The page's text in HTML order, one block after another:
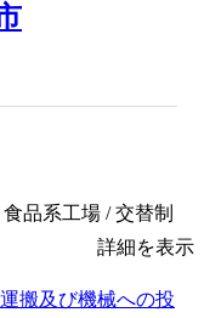
品系工場 / 交替制
詳細を表示